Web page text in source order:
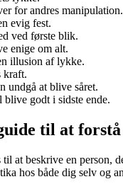
for andres manipulation.
evig fest.
ved første blik.
enige om alt.
illusion af lykke.
kraft.
undgå at blive såret.
godt i sidste ende.
til at
at beskrive en
hos både dig selv